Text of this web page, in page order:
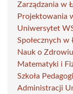
Zarządzania w
Projektowania
Uniwersytet
Społecznych w
Nauk o
Matematyki i
Szkoła
Administracji